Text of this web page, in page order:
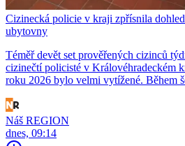
Cizinecká policie v kraji zpřísnila
ubytovny
Téměř devět set prověřených cizinců
cizinečtí policisté v Královéhradeckém
roku 2026 bylo velmi vytížené. Během
Náš REGION
dnes, 09:14